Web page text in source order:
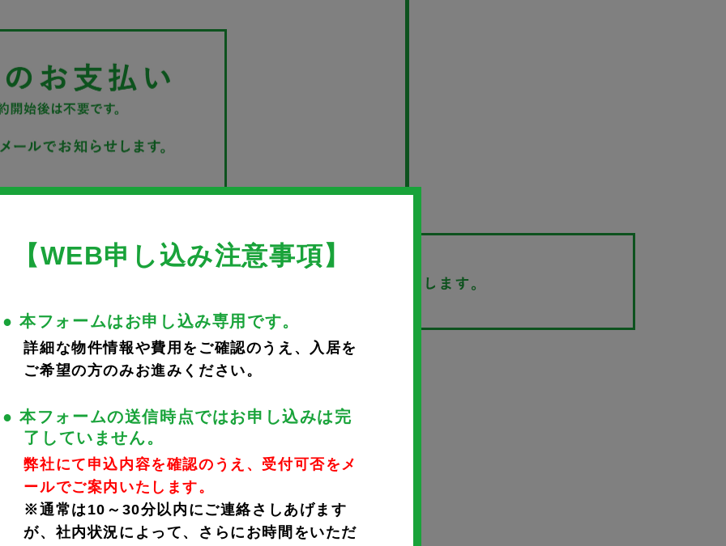
WEB申し込みフォーム
【WEB申し込み注意事項】
● 本フォームはお申し込み専用です。
詳細な物件情報や費用をご確認のうえ、入居を
ご希望の方のみお進みください。
● 本フォームの送信時点ではお申し込みは完
了していません。
弊社にて申込内容を確認のうえ、受付可否をメ
ールでご案内いたします。
※通常は10～30分以内にご連絡さしあげます
が、社内状況によって、さらにお時間をいただ